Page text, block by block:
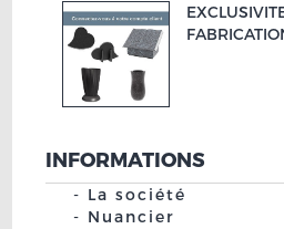
INFORMATIONS
La société
Nuancier